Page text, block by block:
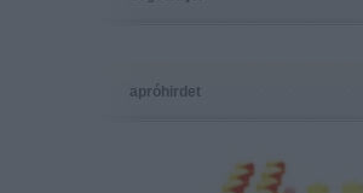
apróhirdet